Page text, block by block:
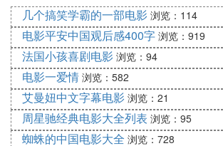
几个搞笑学霸的一部电影 浏览：114
电影平安中国观后感400字 浏览：919
法国小孩喜剧电影 浏览：94
电影一爱情 浏览：582
艾曼妞中文字幕电影 浏览：21
周星驰经典电影大全列表 浏览：95
蜘蛛的中国电影大全 浏览：728